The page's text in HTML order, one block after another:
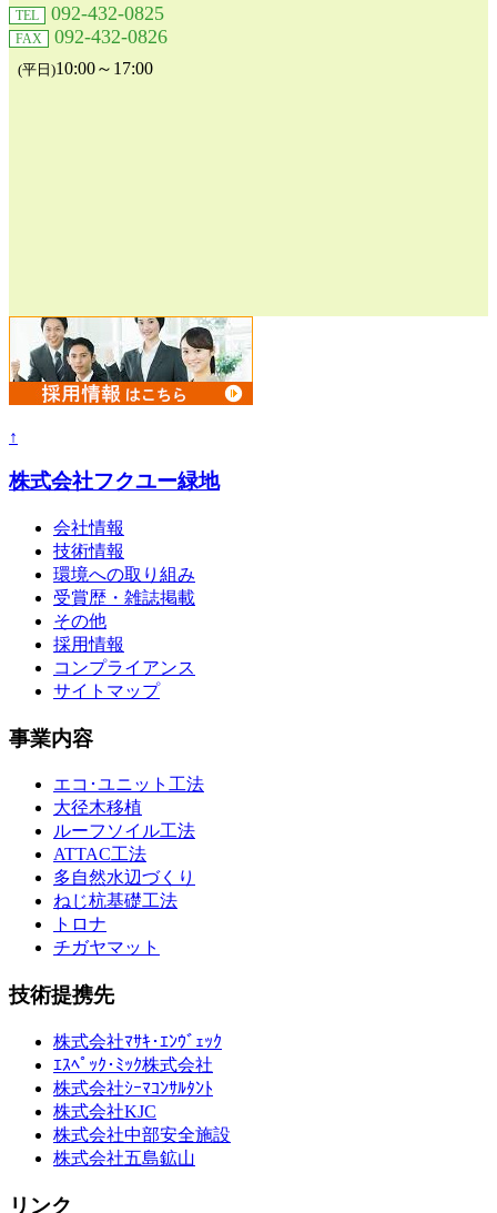
TEL 092-432-0825
FAX 092-432-0826
(平日)10:00～17:00
↑
株式会社フクユー緑地
会社情報
技術情報
環境への取り組み
受賞歴・雑誌掲載
その他
採用情報
コンプライアンス
サイトマップ
事業内容
エコ･ユニット工法
大径木移植
ルーフソイル工法
ATTAC工法
多自然水辺づくり
ねじ杭基礎工法
トロナ
チガヤマット
技術提携先
株式会社ﾏｻｷ･ｴﾝｳﾞｪｯｸ
ｴｽﾍﾟｯｸ･ﾐｯｸ株式会社
株式会社ｼｰﾏｺﾝｻﾙﾀﾝﾄ
株式会社KJC
株式会社中部安全施設
株式会社五島鉱山
リンク